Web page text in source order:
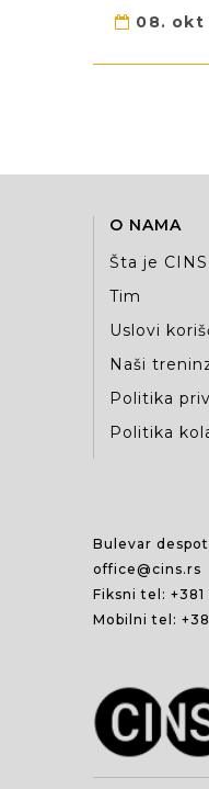
08. okt
O NAMA
Šta je CINS
Tim
Uslovi
Naši
Politika
Politika
Bulevar
office@cins.rs
Fiksni tel: +381
Mobilni tel: